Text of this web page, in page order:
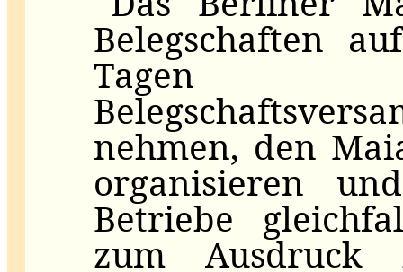
Belegschaften
Tagen
nehmen, den
organisieren
Betriebe
zum Ausdruck